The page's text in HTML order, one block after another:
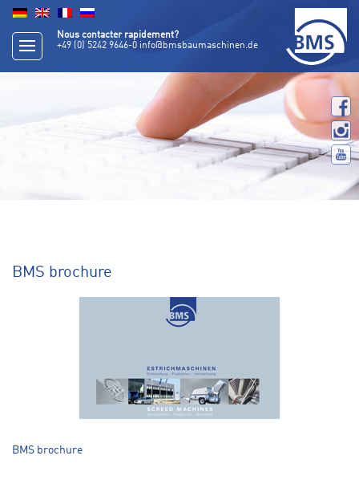
Nous contacter rapidement?
+49 (0) 5242 9646-0 info@bmsbaumaschinen.de
BMS brochure
BMS brochure